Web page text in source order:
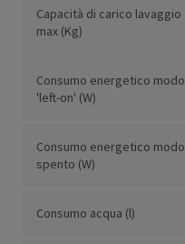
Capacità di carico lavaggio
max (Kg)
Consumo energetico modo
'left-on' (W)
Consumo energetico modo
spento (W)
Consumo acqua (l)